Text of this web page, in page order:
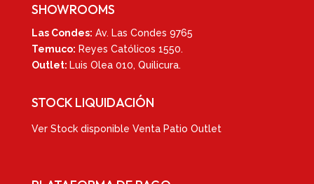
SHOWROOMS
Las Condes: Av. Las Condes 9765
Temuco: Reyes Católicos 1550.
Outlet: Luis Olea 010, Quilicura.
STOCK LIQUIDACIÓN
Ver Stock disponible Venta Patio Outlet